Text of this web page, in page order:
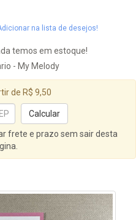
na lista de desejos!
temos em estoque!
- My Melody
de R$ 9,50
frete e prazo sem sair desta